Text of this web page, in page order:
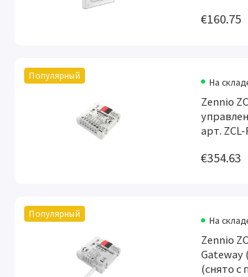
€160.75
Популярный
На
Zennio
арт. ZCL-
€354.63
Популярный
На
Zennio
Gateway
(снято с